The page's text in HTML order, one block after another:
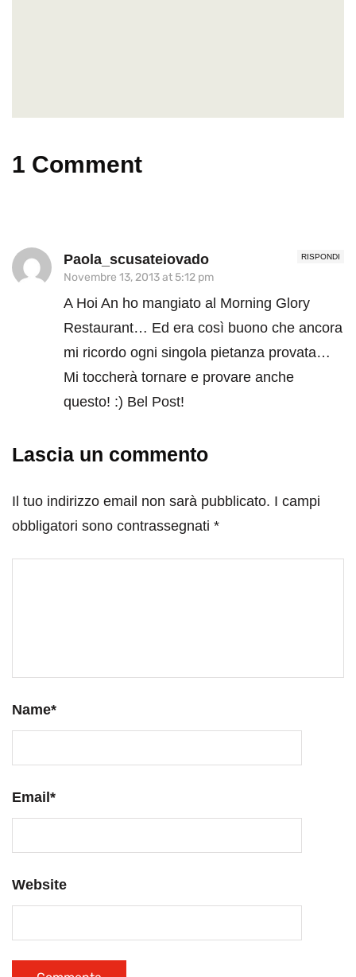
1 Comment
RISPONDI
Paola_scusateiovado
Novembre 13, 2013 at 5:12 pm
A Hoi An ho mangiato al Morning Glory
Restaurant… Ed era così buono che ancora
mi ricordo ogni singola pietanza provata…
Mi toccherà tornare e provare anche
questo! :) Bel Post!
Lascia un commento
Il tuo indirizzo email non sarà pubblicato. I campi
obbligatori sono contrassegnati *
Name*
Email*
Website